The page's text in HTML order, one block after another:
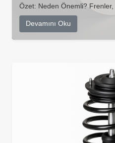
Özet: Neden Önemli? Frenler,
Devamını Oku